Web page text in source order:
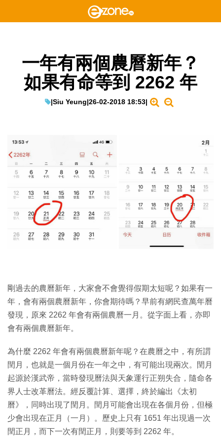
一年有兩個農曆新年？
如果有命等到 2262 年
|Siu Yeung|26-02-2018 18:53|
剛過去的農曆新年，大家會不會覺得假期太短呢？如果有一
年，會有兩個農曆新年，你會期待嗎？早前有網民查萬年曆
發現，原來 2262 年會有兩個農曆一月。從字面上看，亦即
會有兩個農曆新年。
為什麼 2262 年會有兩個農曆新年呢？在農曆之中，有所謂
閏月，也就是一個月份在一年之中，有可能出現兩次。閏月
起源於漢武帝，當時發現曆法與天象運行正朔失合，隨命各
界人士改革曆法。經反覆計算、選擇，終於編出《太初
曆》，同時出現了閏月。閏月可能會出現在各個月份，但極
少會出現在正月（一月）。歷史上只有 1651 年出現過一次
閏正月，而下一次有閏正月，則要等到 2262 年。